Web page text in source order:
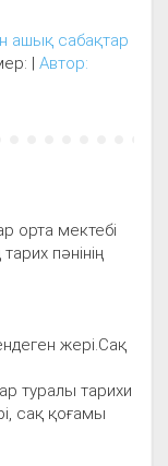
ашық сабақтар
| Автор:
орта мектебі
пәнінің
жері.Сақ
туралы тарихи
сақ қоғамы